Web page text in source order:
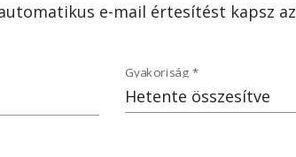
e-mail értesítést kapsz az
Hetente összesítve
Gyakoriság *